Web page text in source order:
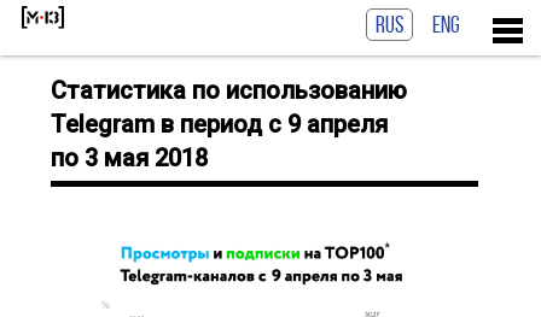
RUS ENG
Статистика по использованию
Telegram в период с 9 апреля
по 3 мая 2018